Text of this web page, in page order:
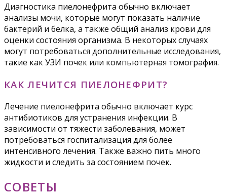
Диагностика пиелонефрита обычно включает
анализы мочи, которые могут показать наличие
бактерий и белка, а также общий анализ крови для
оценки состояния организма. В некоторых случаях
могут потребоваться дополнительные исследования,
такие как УЗИ почек или компьютерная томография.
КАК ЛЕЧИТСЯ ПИЕЛОНЕФРИТ?
Лечение пиелонефрита обычно включает курс
антибиотиков для устранения инфекции. В
зависимости от тяжести заболевания, может
потребоваться госпитализация для более
интенсивного лечения. Также важно пить много
жидкости и следить за состоянием почек.
СОВЕТЫ